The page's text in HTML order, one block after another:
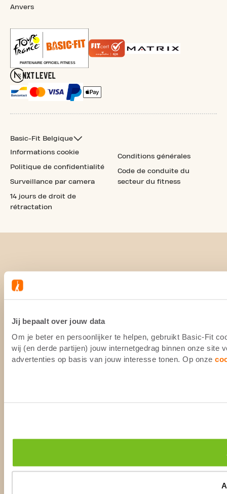
Jij bepaalt over jouw data
Om je beter en persoonlijker te helpen, gebruikt Basic-Fit
wij (en derde partijen) jouw internetgedrag binnen onze site
advertenties op basis van jouw interesse tonen. Op onze
Anvers
Basic-Fit Belgique
Informations cookie
Politique de confidentialité
Surveillance par camera
14 jours de droit de
rétractation
Conditions générales
Code de conduite du
secteur du fitness